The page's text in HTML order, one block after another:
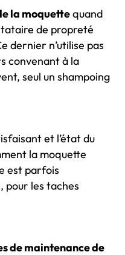
la moquettequand
de propreté
dernier n’utilise pas
convenant à la
seul un shampoing
et l’état du
la moquette
est parfois
pour les taches
de maintenance de